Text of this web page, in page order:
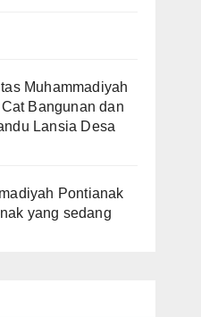
Muhammadiyah
Bangunan dan
Lansia Desa
Pontianak
yang sedang